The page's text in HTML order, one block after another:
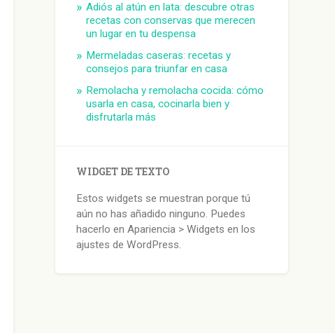
Adiós al atún en lata: descubre otras
recetas con conservas que merecen
un lugar en tu despensa
Mermeladas caseras: recetas y
consejos para triunfar en casa
Remolacha y remolacha cocida: cómo
usarla en casa, cocinarla bien y
disfrutarla más
WIDGET DE TEXTO
Estos widgets se muestran porque tú
aún no has añadido ninguno. Puedes
hacerlo en Apariencia > Widgets en los
ajustes de WordPress.